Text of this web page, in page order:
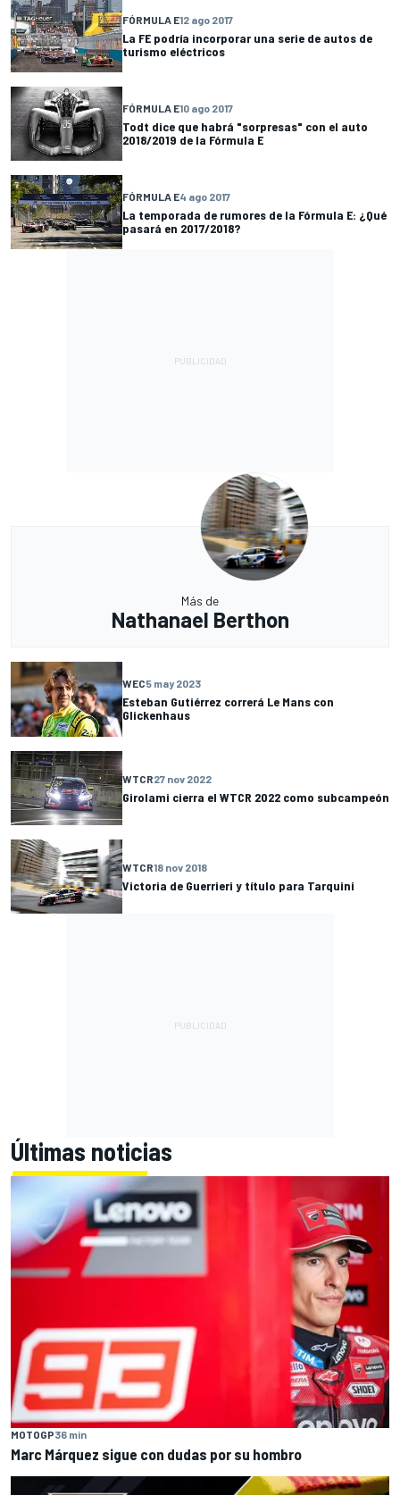
FÓRMULA E12 ago 2017
La FE podría incorporar una serie de autos de
turismo eléctricos
FÓRMULA E10 ago 2017
Todt dice que habrá "sorpresas" con el auto
2018/2019 de la Fórmula E
FÓRMULA E4 ago 2017
La temporada de rumores de la Fórmula E: ¿Qué
pasará en 2017/2018?
Más de
Nathanael Berthon
WEC5 may 2023
Esteban Gutiérrez correrá Le Mans con
Glickenhaus
WTCR27 nov 2022
Girolami cierra el WTCR 2022 como subcampeón
WTCR18 nov 2018
Victoria de Guerrieri y título para Tarquini
Últimas noticias
MOTOGP36 min
Marc Márquez sigue con dudas por su hombro